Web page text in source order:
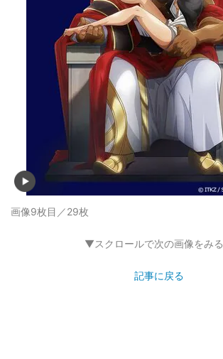
画像9枚目／29枚
▼スクロールで次の画像をみ
記事に戻る